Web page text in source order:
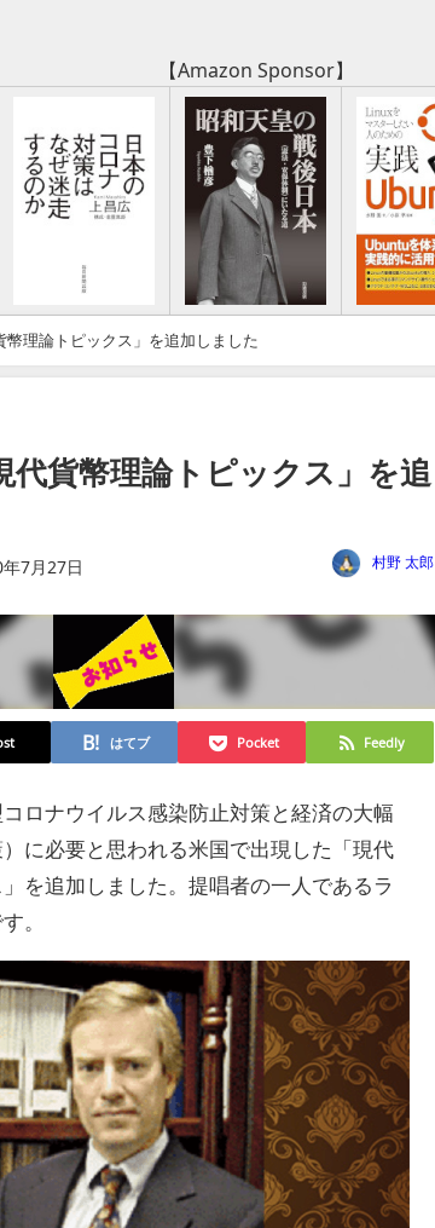
【Amazon Sponsor】
幣理論トピックス」を追加しました
代貨幣理論トピックス」を追
7月27日 村野 太郎
はてブ Pocket Feedly
ロナウイルス感染防止対策と経済の大幅
に必要と思われる米国で出現した「現代
を追加しました。提唱者の一人であるラ
。